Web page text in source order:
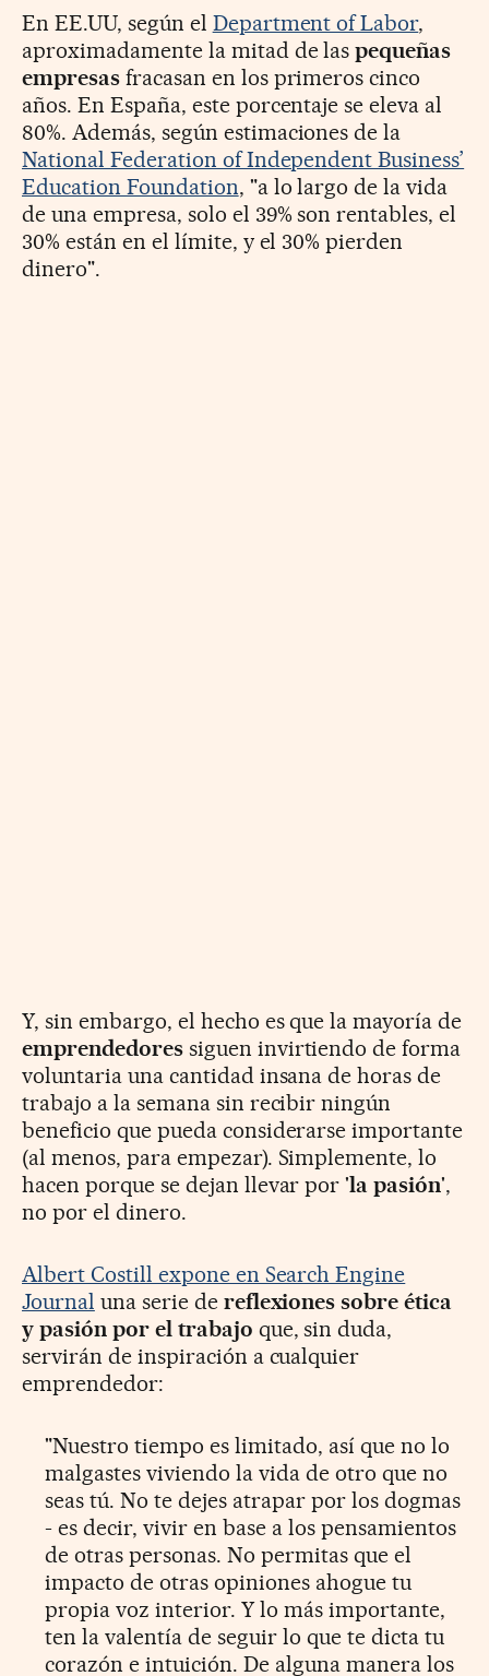
En EE.UU, según el Department of Labor,
aproximadamente la mitad de laspequeñas
empresasfracasan en los primeros cinco
años. En España, este porcentaje se eleva al
80%. Además, según estimaciones de la
National Federation of Independent Business’
Education Foundation, "a lo largo de la vida
de una empresa, solo el 39% son rentables, el
30% están en el límite, y el 30% pierden
dinero".
Y, sin embargo, el hecho es que la mayoría de
emprendedoressiguen invirtiendo de forma
voluntaria una cantidad insana de horas de
trabajo a la semana sin recibir ningún
beneficio que pueda considerarse importante
(al menos, para empezar). Simplemente, lo
hacen porque se dejan llevar por 'la pasión',
no por el dinero.
Albert Costill expone en Search Engine
Journal una serie de reflexiones sobre ética
y pasión por el trabajo que, sin duda,
servirán de inspiración a cualquier
emprendedor:
"Nuestro tiempo es limitado, así que no lo
malgastes viviendo la vida de otro que no
seas tú. No te dejes atrapar por los dogmas
- es decir, vivir en base a los pensamientos
de otras personas. No permitas que el
impacto de otras opiniones ahogue tu
propia voz interior. Y lo más importante,
ten la valentía de seguir lo que te dicta tu
corazón e intuición. De alguna manera los